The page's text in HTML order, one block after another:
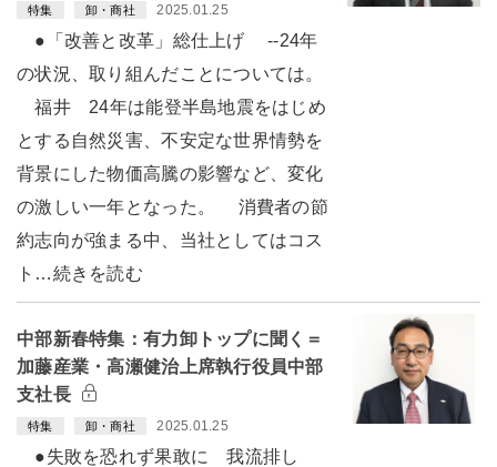
特集 卸・商社 2025.01.25
●「改善と改革」総仕上げ --24年
の状況、取り組んだことについては。
福井 24年は能登半島地震をはじめ
とする自然災害、不安定な世界情勢を
背景にした物価高騰の影響など、変化
の激しい一年となった。 消費者の節
約志向が強まる中、当社としてはコス
ト…続きを読む
中部新春特集：有力卸トップに聞く＝
加藤産業・高瀬健治上席執行役員中部
支社長
特集 卸・商社 2025.01.25
●失敗を恐れず果敢に 我流排し